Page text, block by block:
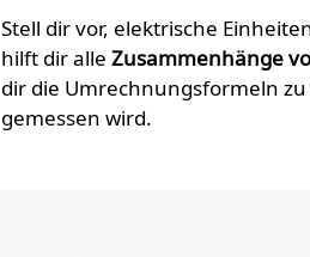
Stell dir vor, elektrische
hilft dir alle Zusammenhänge
dir die Umrechnungsformeln
gemessen wird.